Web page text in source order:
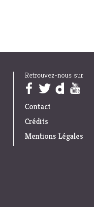
Retrouvez-nous sur
Trouvez nous sur :
Contact
Crédits
Mentions Légales